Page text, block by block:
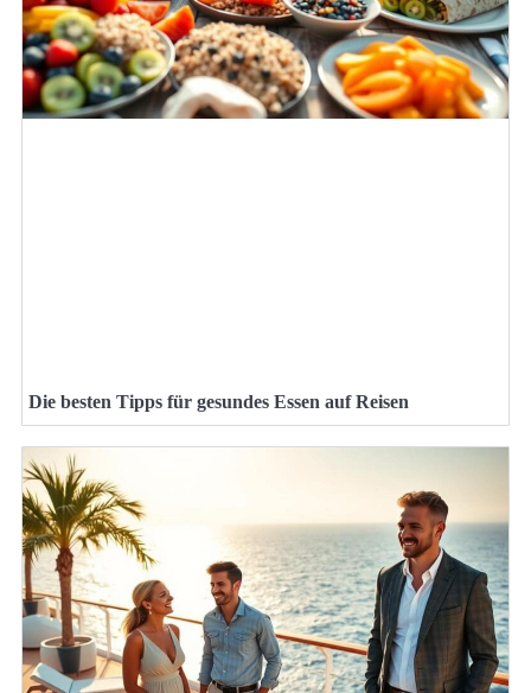
Die besten Tipps für gesundes Essen auf Reisen